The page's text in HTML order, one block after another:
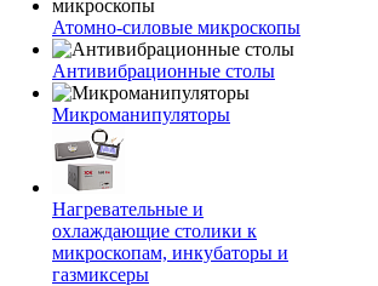
Атомно-силовые микроскопы
Антивибрационные столы
Микроманипуляторы
Нагревательные и
охлаждающие столики к
микроскопам, инкубаторы и
газмиксеры